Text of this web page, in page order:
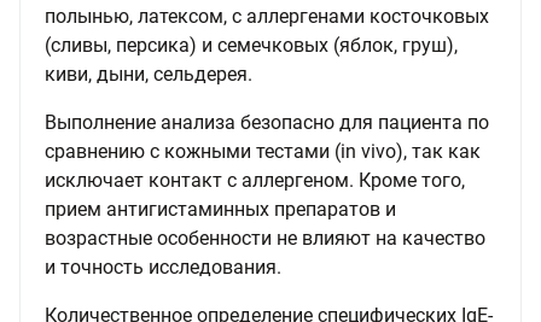
полынью, латексом, с аллергенами косточковых
(сливы, персика) и семечковых (яблок, груш),
киви, дыни, сельдерея.
Выполнение анализа безопасно для пациента по
сравнению с кожными тестами (in vivo), так как
исключает контакт с аллергеном. Кроме того,
прием антигистаминных препаратов и
возрастные особенности не влияют на качество
и точность исследования.
Количественное определение специфических IgE-